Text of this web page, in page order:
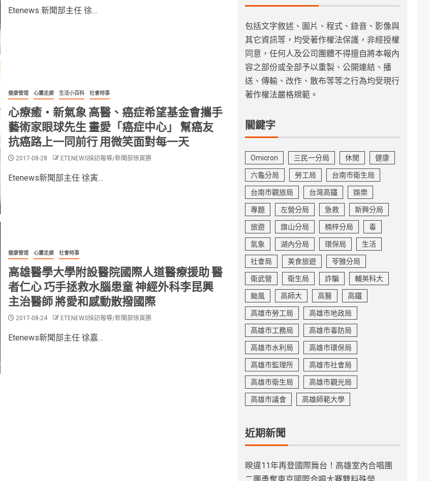
Etenews 新聞部主任 徐…
健康管理 心靈走廊 生活小百科 社會時事
心療癒‧新氣象 高醫、癌症希望基金會攜手
藝術家眼球先生 畫愛「癌症中心」 幫癌友
抗癌路上一同前行 用微笑面對每一天
2017-08-28 ETENEWS採訪報導/新聞部徐寅勝
Etenews新聞部主任 徐寅…
健康管理 心靈走廊 社會時事
高雄醫學大學附設醫院國際人道醫療援助 醫
者仁心 巧手拯救水腦患童 神經外科李昆興
主治醫師 將愛和感動散撥國際
2017-08-24 ETENEWS採訪報導/新聞部徐寅勝
Etenews新聞部主任 徐嘉…
包括文字敘述、圖片、程式、錄音、影像與
其它資訊等，均受著作權法保護，非經授權
同意，任何人及公司團體不得擅自將本報內
容之部份或全部予以重製、公開連結、播
送、傳輸、改作、散布等等之行為均受現行
著作權法嚴格規範。
關鍵字
Omicron 三民一分局 休閒 健康
六龜分局 勞工局 台南市衛生局
台南市觀旅局 台灣高鐵 娛樂
專題 左營分局 急救 新興分局
旅遊 旗山分局 楠梓分局 毒
氣象 湖內分局 環保局 生活
社會局 美食旅遊 苓雅分局
衛武營 衛生局 詐騙 輔英科大
颱風 高師大 高醫 高鐵
高雄市勞工局 高雄市地政局
高雄市工務局 高雄市毒防局
高雄市水利局 高雄市環保局
高雄市監理所 高雄市社會局
高雄市衛生局 高雄市觀光局
高雄市議會 高雄師範大學
近期新聞
睽違11年再登國際舞台！高雄室內合唱團